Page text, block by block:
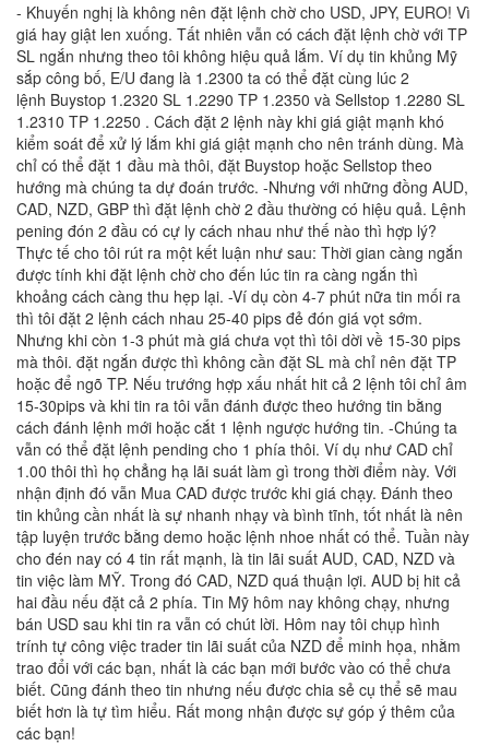
- Khuyến nghị là không nên đặt lệnh chờ cho USD, JPY, EURO! Vì
giá hay giật len xuống. Tất nhiên vẫn có cách đặt lệnh chờ với TP
SL ngắn nhưng theo tôi không hiệu quả lắm. Ví dụ tin khủng Mỹ
sắp công bố, E/U đang là 1.2300 ta có thể đặt cùng lúc 2
lệnh Buystop 1.2320 SL 1.2290 TP 1.2350 và Sellstop 1.2280 SL
1.2310 TP 1.2250 . Cách đặt 2 lệnh này khi giá giật mạnh khó
kiểm soát để xử lý lắm khi giá giật mạnh cho nên tránh dùng. Mà
chỉ có thể đặt 1 đầu mà thôi, đặt Buystop hoặc Sellstop theo
hướng mà chúng ta dự đoán trước. -Nhưng với những đồng AUD,
CAD, NZD, GBP thì đặt lệnh chờ 2 đầu thường có hiệu quả. Lệnh
pening đón 2 đầu có cự ly cách nhau như thế nào thì hợp lý?
Thực tế cho tôi rút ra một kết luận như sau: Thời gian càng ngắn
được tính khi đặt lệnh chờ cho đến lúc tin ra càng ngắn thì
khoảng cách càng thu hẹp lại. -Ví dụ còn 4-7 phút nữa tin mối ra
thì tôi đặt 2 lệnh cách nhau 25-40 pips đẻ đón giá vọt sớm.
Nhưng khi còn 1-3 phút mà giá chưa vọt thì tôi dời về 15-30 pips
mà thôi. đặt ngắn được thì không cần đặt SL mà chỉ nên đặt TP
hoặc để ngõ TP. Nếu trướng hợp xấu nhất hit cả 2 lệnh tôi chỉ âm
15-30pips và khi tin ra tôi vẫn đánh được theo hướng tin bằng
cách đánh lệnh mới hoặc cắt 1 lệnh ngược hướng tin. -Chúng ta
vẫn có thể đặt lệnh pending cho 1 phía thôi. Ví dụ như CAD chỉ
1.00 thôi thì họ chẳng hạ lãi suát làm gì trong thời điểm này. Với
nhận định đó vẫn Mua CAD được trước khi giá chạy. Đánh theo
tin khủng cần nhất là sự nhanh nhạy và bình tĩnh, tốt nhất là nên
tập luyện trước bằng demo hoặc lệnh nhoe nhất có thể. Tuần này
cho đén nay có 4 tin rất mạnh, là tin lãi suất AUD, CAD, NZD và
tin việc làm MỸ. Trong đó CAD, NZD quá thuận lợi. AUD bị hit cả
hai đầu nếu đặt cả 2 phía. Tin Mỹ hôm nay không chạy, nhưng
bán USD sau khi tin ra vẫn có chút lời. Hôm nay tôi chụp hình
trính tự công việc trader tin lãi suất của NZD để minh họa, nhằm
trao đổi với các bạn, nhất là các bạn mới bước vào có thể chưa
biết. Cũng đánh theo tin nhưng nếu được chia sẻ cụ thể sẽ mau
biết hơn là tự tìm hiểu. Rất mong nhận được sự góp ý thêm của
các bạn!